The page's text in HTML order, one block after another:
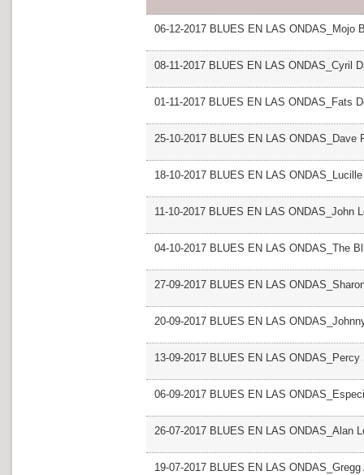
06-12-2017 BLUES EN LAS ONDAS_Mojo
08-11-2017 BLUES EN LAS ONDAS_Cyril
01-11-2017 BLUES EN LAS ONDAS_Fats
25-10-2017 BLUES EN LAS ONDAS_Dave
18-10-2017 BLUES EN LAS
11-10-2017 BLUES EN LAS ONDAS_John
04-10-2017 BLUES EN LAS ONDAS_The
27-09-2017 BLUES EN LAS
20-09-2017 BLUES EN LAS
13-09-2017 BLUES EN LAS ONDAS_Percy
06-09-2017 BLUES EN LAS
26-07-2017 BLUES EN LAS ONDAS_Alan
19-07-2017 BLUES EN LAS ONDAS_Gregg